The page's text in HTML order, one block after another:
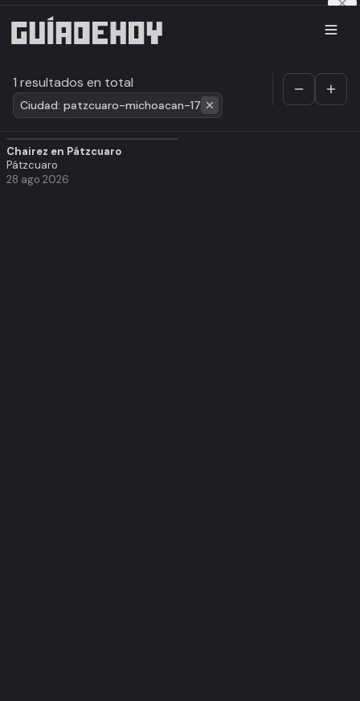
1 resultados en total
Ciudad: patzcuaro-michoacan-17
Chairez en Pátzcuaro
Pátzcuaro
28 ago 2026